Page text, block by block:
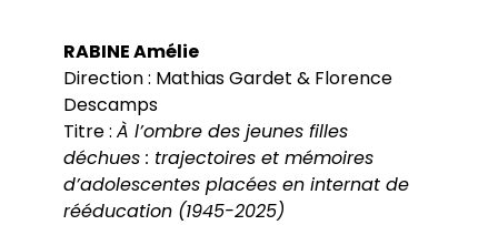
RABINE Amélie
Direction : Mathias Gardet & Florence
Descamps
Titre : À l’ombre des jeunes filles
déchues : trajectoires et mémoires
d’adolescentes placées en internat de
rééducation (1945-2025)